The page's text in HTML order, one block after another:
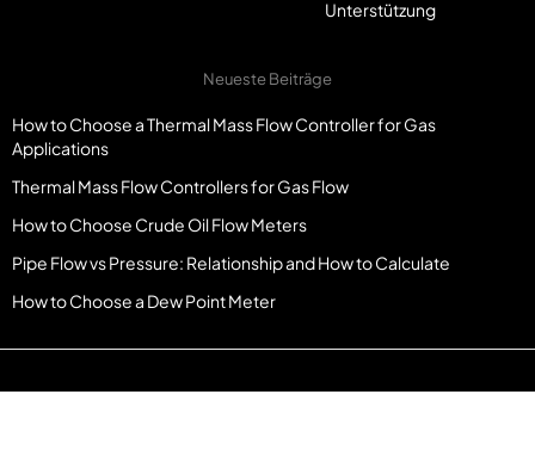
Unterstützung
Neueste Beiträge
How to Choose a Thermal Mass Flow Controller for Gas
Applications
Thermal Mass Flow Controllers for Gas Flow
How to Choose Crude Oil Flow Meters
Pipe Flow vs Pressure: Relationship and How to Calculate
How to Choose a Dew Point Meter